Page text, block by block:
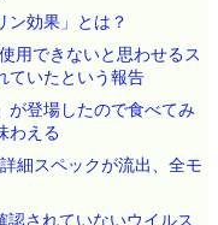
ン効果」とは？
用できないと思わせるス
ていたという報告
が登場したので食べてみ
わえる
細スペックが流出、全モ
されていないウイルス